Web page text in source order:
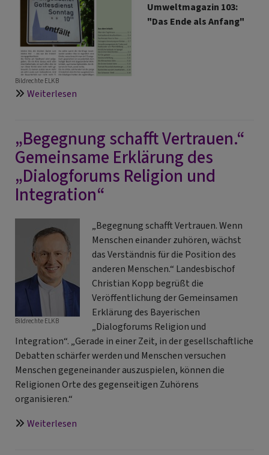
Bildrechte ELKB
Umweltmagazin 103:
"Das Ende als Anfang"
Weiterlesen
als
Anfang
„Begegnung schafft Vertrauen.“
Gemeinsame Erklärung des
„Dialogforums Religion und
Integration“
Bildrechte ELKB
„Begegnung schafft Vertrauen. Wenn
Menschen einander zuhören, wächst
das Verständnis für die Position des
anderen Menschen.“ Landesbischof
Christian Kopp begrüßt die
Veröffentlichung der Gemeinsamen
Erklärung des Bayerischen
„Dialogforums Religion und
Integration“. „Gerade in einer Zeit, in der gesellschaftliche
Debatten schärfer werden und Menschen versuchen
Menschen gegeneinander auszuspielen, können die
Religionen Orte des gegenseitigen Zuhörens
organisieren.“
Weiterlesen